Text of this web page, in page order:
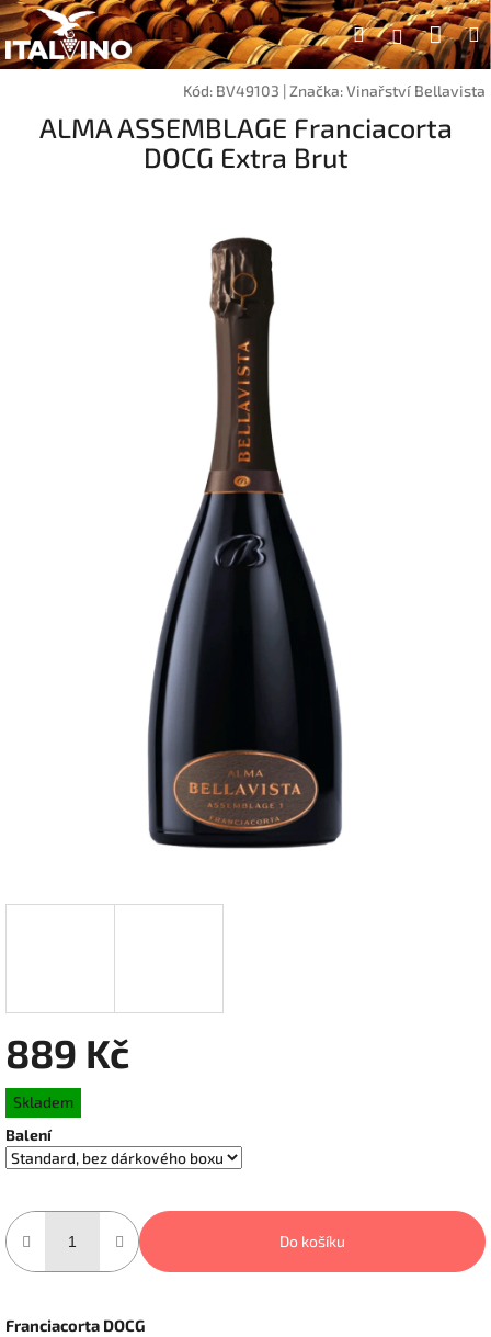
Přejít
na
obsah
Hledat
Kód: BV49103 |Značka:Vinařství Bellavista
ALMA ASSEMBLAGE Franciacorta
DOCG Extra Brut
889 Kč
Měrná
cena:
Skladem
Balení
Do košíku
Franciacorta DOCG